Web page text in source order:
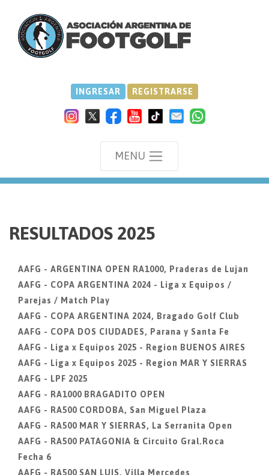
INGRESAR REGISTRARSE
MENU
RESULTADOS 2025
AAFG - ARGENTINA OPEN RA1000, Praderas de Lujan
AAFG - COPA ARGENTINA 2024 - Liga x Equipos /
Parejas / Match Play
AAFG - COPA ARGENTINA 2024, Bragado Golf Club
AAFG - COPA DOS CIUDADES, Parana y Santa Fe
AAFG - Liga x Equipos 2025 - Region BUENOS AIRES
AAFG - Liga x Equipos 2025 - Region MAR Y SIERRAS
AAFG - LPF 2025
AAFG - RA1000 BRAGADITO OPEN
AAFG - RA500 CORDOBA, San Miguel Plaza
AAFG - RA500 MAR Y SIERRAS, La Serranita Open
AAFG - RA500 PATAGONIA & Circuito Gral.Roca
Fecha 6
AAFG - RA500 SAN LUIS, Villa Mercedes